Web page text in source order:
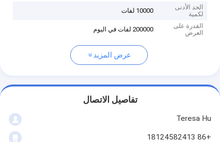
الحد الأدنى
لكمية
10000 لفات
القدرة على
العرض
200000 لفات في اليوم
عرض المزيد
تفاصيل الاتصال
Teresa Hu
+86 18124582413